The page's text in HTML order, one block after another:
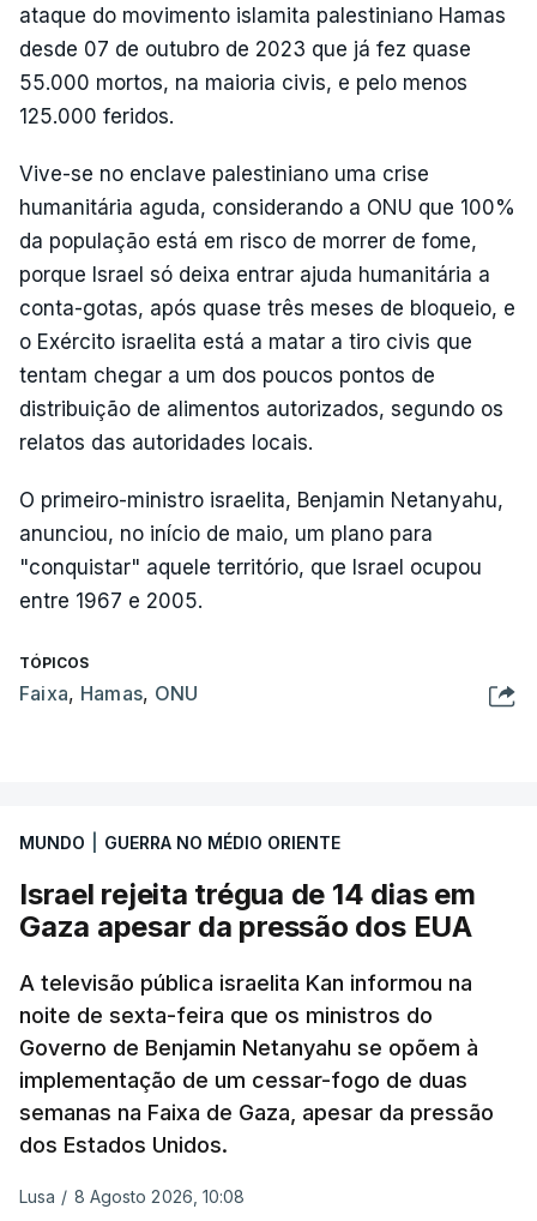
ataque do movimento islamita palestiniano Hamas
desde 07 de outubro de 2023 que já fez quase
55.000 mortos, na maioria civis, e pelo menos
125.000 feridos.
Vive-se no enclave palestiniano uma crise
humanitária aguda, considerando a ONU que 100%
da população está em risco de morrer de fome,
porque Israel só deixa entrar ajuda humanitária a
conta-gotas, após quase três meses de bloqueio, e
o Exército israelita está a matar a tiro civis que
tentam chegar a um dos poucos pontos de
distribuição de alimentos autorizados, segundo os
relatos das autoridades locais.
O primeiro-ministro israelita, Benjamin Netanyahu,
anunciou, no início de maio, um plano para
"conquistar" aquele território, que Israel ocupou
entre 1967 e 2005.
TÓPICOS
Faixa, Hamas, ONU
MUNDO GUERRA NO MÉDIO ORIENTE
Israel rejeita trégua de 14 dias em
Gaza apesar da pressão dos EUA
A televisão pública israelita Kan informou na
noite de sexta-feira que os ministros do
Governo de Benjamin Netanyahu se opõem à
implementação de um cessar-fogo de duas
semanas na Faixa de Gaza, apesar da pressão
dos Estados Unidos.
Lusa / 8 Agosto 2026, 10:08